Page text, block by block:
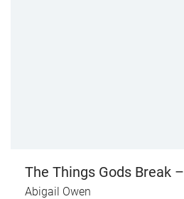
The Things Gods Break –
Schattenverführt
Abigail Owen